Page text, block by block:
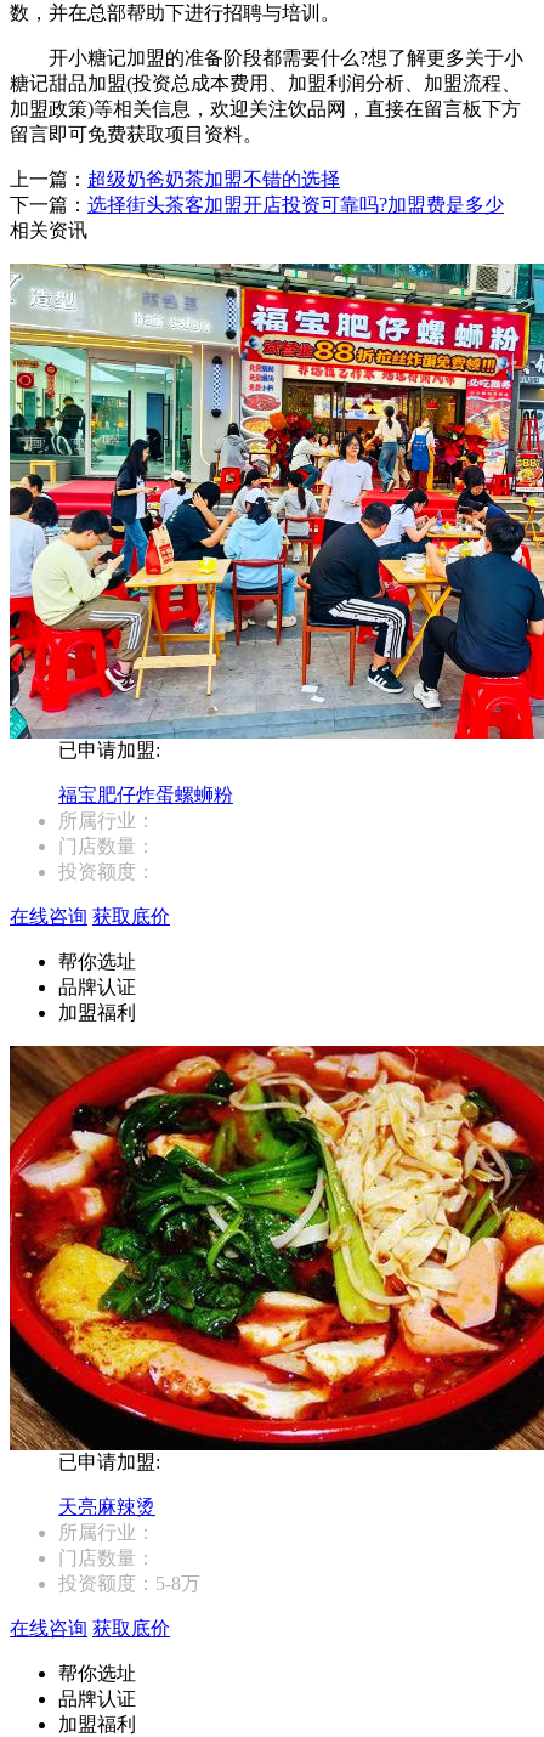
数，并在总部帮助下进行招聘与培训。
开小糖记加盟的准备阶段都需要什么?想了解更多关于小
糖记甜品加盟(投资总成本费用、加盟利润分析、加盟流程、
加盟政策)等相关信息，欢迎关注饮品网，直接在留言板下方
留言即可免费获取项目资料。
上一篇： 超级奶爸奶茶加盟不错的选择
下一篇： 选择街头茶客加盟开店投资可靠吗?加盟费是多少
相关资讯
已申请加盟:
福宝肥仔炸蛋螺蛳粉
所属行业：
门店数量：
投资额度：
在线咨询 获取底价
帮你选址
品牌认证
加盟福利
已申请加盟:
天亮麻辣烫
所属行业：
门店数量：
投资额度： 5-8万
在线咨询 获取底价
帮你选址
品牌认证
加盟福利